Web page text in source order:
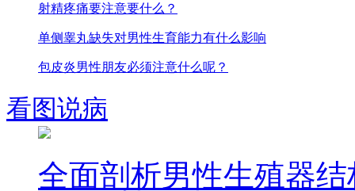
射精疼痛要注意要什么？
单侧睾丸缺失对男性生育能力有什么影响
包皮炎男性朋友必须注意什么呢？
看图说病
全面剖析男性生殖器结